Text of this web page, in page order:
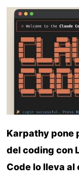
Karpathy pone
del coding con
Code lo lleva al